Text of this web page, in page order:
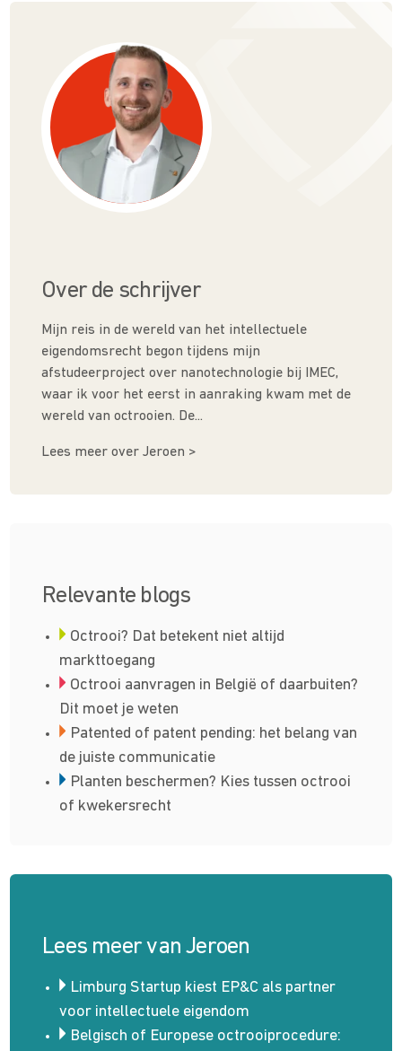
Over de schrijver
Mijn reis in de wereld van het intellectuele
eigendomsrecht begon tijdens mijn
afstudeerproject over nanotechnologie bij IMEC,
waar ik voor het eerst in aanraking kwam met de
wereld van octrooien. De...
Lees meer over Jeroen >
Relevante blogs
Octrooi? Dat betekent niet altijd
markttoegang
Octrooi aanvragen in België of daarbuiten?
Dit moet je weten
Patented of patent pending: het belang van
de juiste communicatie
Planten beschermen? Kies tussen octrooi
of kwekersrecht
Lees meer van Jeroen
Limburg Startup kiest EP&C als partner
voor intellectuele eigendom
Belgisch of Europese octrooiprocedure: